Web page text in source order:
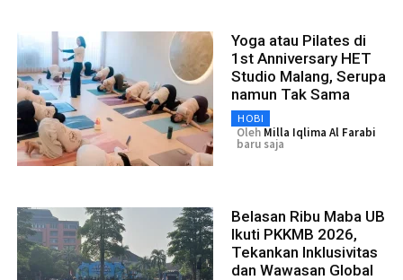
Yoga atau Pilates di
1st Anniversary HET
Studio Malang, Serupa
namun Tak Sama
HOBI
Oleh Milla Iqlima Al Farabi
baru saja
Belasan Ribu Maba UB
Ikuti PKKMB 2026,
Tekankan Inklusivitas
dan Wawasan Global